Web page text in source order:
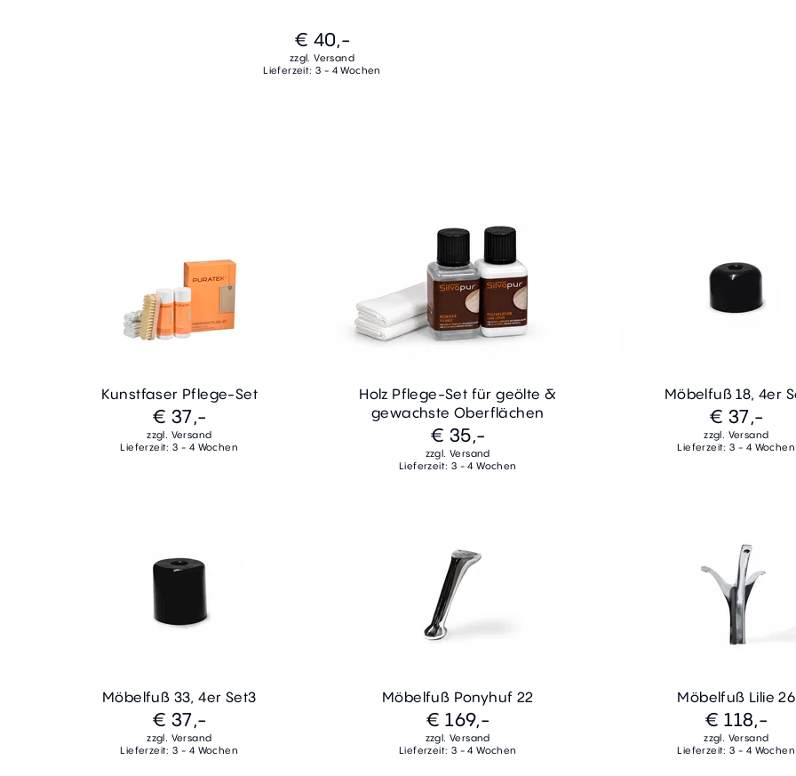
€ 40,-
zzgl. Versand
Lieferzeit: 3 - 4 Wochen
Kunstfaser Pflege-Set
€ 37,-
zzgl. Versand
Lieferzeit: 3 - 4 Wochen
Holz Pflege-Set für geölte &
gewachste Oberflächen
€ 35,-
zzgl. Versand
Lieferzeit: 3 - 4 Wochen
Möbelfuß 18, 4er
€ 37,-
zzgl. Versand
Lieferzeit: 3 - 4 Wochen
Möbelfuß 33, 4er Set3
€ 37,-
zzgl. Versand
Lieferzeit: 3 - 4 Wochen
Möbelfuß Ponyhuf 22
€ 169,-
zzgl. Versand
Lieferzeit: 3 - 4 Wochen
Möbelfuß Lilie 26
€ 118,-
zzgl. Versand
Lieferzeit: 3 - 4 Wochen